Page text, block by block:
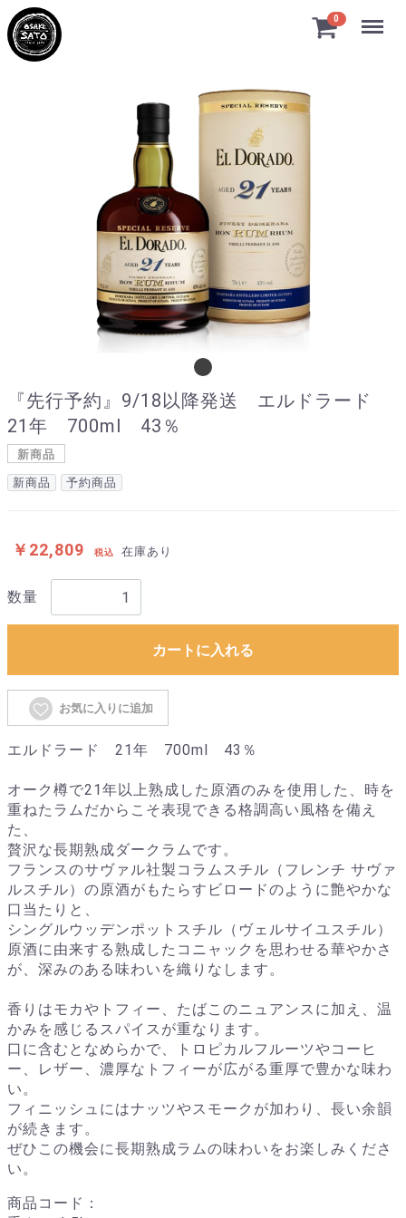
0 Menu
『先行予約』9/18以降発送 エルドラード
21年 700ml 43％
新商品
新商品 予約商品
￥22,809 税込 在庫あり
数量
カートに入れる
お気に入りに追加
エルドラード 21年 700ml 43％
オーク樽で21年以上熟成した原酒のみを使用した、時を
重ねたラムだからこそ表現できる格調高い風格を備え
た、
贅沢な長期熟成ダークラムです。
フランスのサヴァル社製コラムスチル（フレンチ サヴァ
ルスチル）の原酒がもたらすビロードのように艶やかな
口当たりと、
シングルウッデンポットスチル（ヴェルサイユスチル）
原酒に由来する熟成したコニャックを思わせる華やかさ
が、深みのある味わいを織りなします。
香りはモカやトフィー、たばこのニュアンスに加え、温
かみを感じるスパイスが重なります。
口に含むとなめらかで、トロピカルフルーツやコーヒ
ー、レザー、濃厚なトフィーが広がる重厚で豊かな味わ
い。
フィニッシュにはナッツやスモークが加わり、長い余韻
が続きます。
ぜひこの機会に長期熟成ラムの味わいをお楽しみくださ
い。
商品コード：